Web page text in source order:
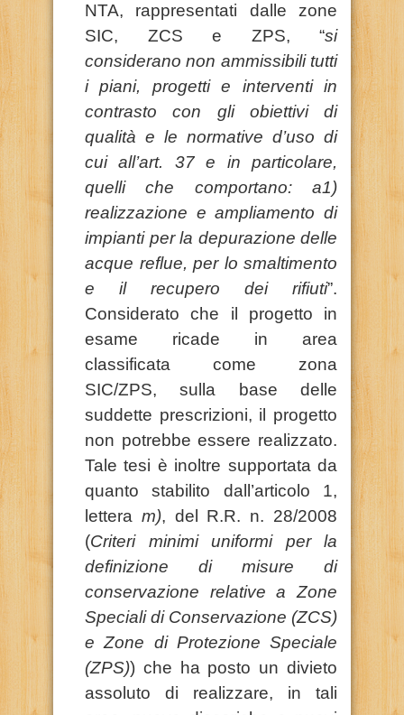
NTA, rappresentati dalle zone
SIC, ZCS e ZPS, “si
considerano non ammissibili tutti
i piani, progetti e interventi in
contrasto con gli obiettivi di
qualità e le normative d’uso di
cui all’art. 37 e in particolare,
quelli che comportano: a1)
realizzazione e ampliamento di
impianti per la depurazione delle
acque reflue, per lo smaltimento
e il recupero dei rifiuti”.
Considerato che il progetto in
esame ricade in area
classificata come zona
SIC/ZPS, sulla base delle
suddette prescrizioni, il progetto
non potrebbe essere realizzato.
Tale tesi è inoltre supportata da
quanto stabilito dall’articolo 1,
lettera m), del R.R. n. 28/2008
(Criteri minimi uniformi per la
definizione di misure di
conservazione relative a Zone
Speciali di Conservazione (ZCS)
e Zone di Protezione Speciale
(ZPS)) che ha posto un divieto
assoluto di realizzare, in tali